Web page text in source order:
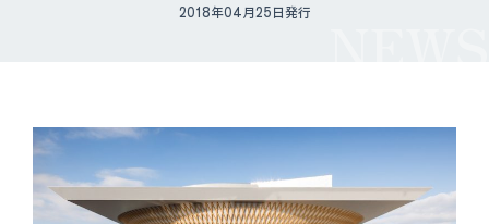
2018年04月25日発行